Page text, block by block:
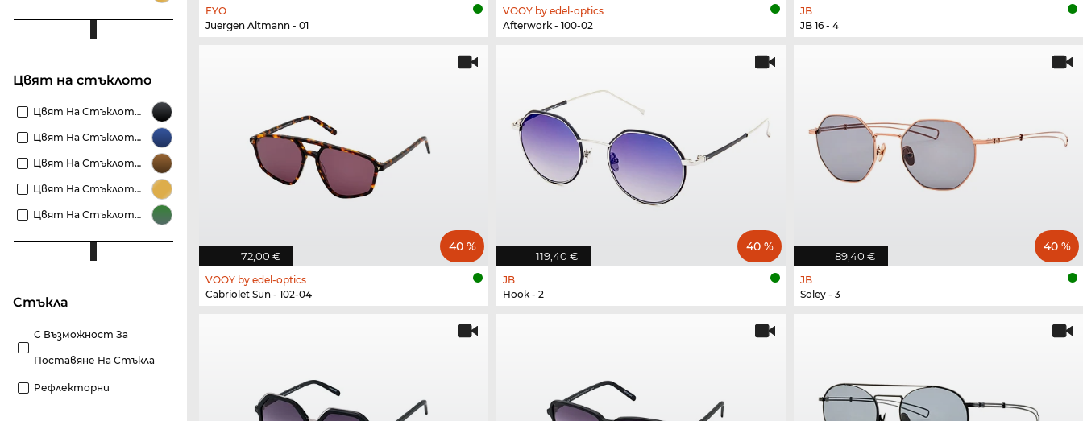
Цвят на стъклото
Цвят На Стъклото Черни
Цвят На Стъклото Сини
Цвят На Стъклото Кафяви
Цвят На Стъклото Златисти
Цвят На Стъклото Зелени
стъкла
С Възможност За
Поставяне На Стъкла
Рефлекторни
EYO
Juergen Altmann - 01
VOOY by edel-optics
Afterwork - 100-02
JB
JB 16 - 4
72,00 €
40 %
VOOY by edel-optics
Cabriolet Sun - 102-04
119,40 €
40 %
JB
Hook - 2
89,40 €
40 %
JB
Soley - 3